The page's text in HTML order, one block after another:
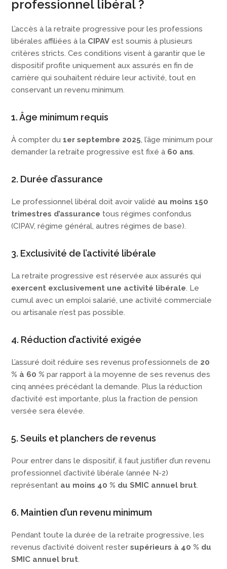
professionnel libéral ?
L’accès à la retraite progressive pour les professions
libérales affiliées à la CIPAV est soumis à plusieurs
critères stricts. Ces conditions visent à garantir que le
dispositif profite uniquement aux assurés en fin de
carrière qui souhaitent réduire leur activité, tout en
conservant un revenu minimum.
1. Âge minimum requis
À compter du1er septembre 2025, l’âge minimum pour
demander la retraite progressive est fixé à 60 ans.
2. Durée d’assurance
Le professionnel libéral doit avoir validé au moins 150
trimestres d’assurance tous régimes confondus
(CIPAV, régime général, autres régimes de base).
3. Exclusivité de l’activité libérale
La retraite progressive est réservée aux assurés qui
exercent exclusivement une activité libérale. Le
cumul avec un emploi salarié, une activité commerciale
ou artisanale n’est pas possible.
4. Réduction d’activité exigée
L’assuré doit réduire ses revenus professionnels de 20
% à 60 % par rapport à la moyenne de ses revenus des
cinq années précédant la demande. Plus la réduction
d’activité est importante, plus la fraction de pension
versée sera élevée.
5. Seuils et planchers de revenus
Pour entrer dans le dispositif, il faut justifier d’un revenu
professionnel d’activité libérale (année N-2)
représentant au moins 40 % du SMIC annuel brut.
6. Maintien d’un revenu minimum
Pendant toute la durée de la retraite progressive, les
revenus d’activité doivent restersupérieurs à 40 % du
SMIC annuel brut.